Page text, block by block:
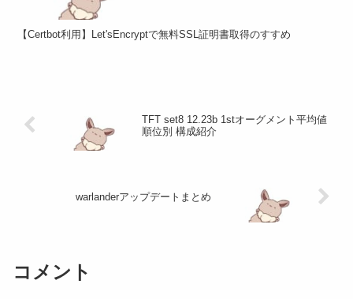
【Certbot利用】Let'sEncryptで無料SSL証明書取得のすすめ
TFT set8 12.23b 1stオーグメント平均値
順位別 構成紹介
warlanderアップデートまとめ
コメント